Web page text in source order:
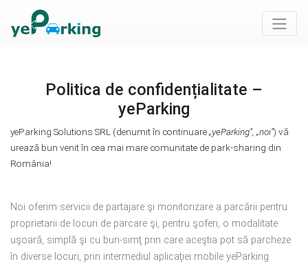
Politica de confidențialitate –
yeParking
yeParking Solutions SRL (denumit în continuare„yeParking”, „noi”) vă
urează bun venit în cea mai mare comunitate de park-sharing din
România!
Noi oferim servicii de partajare şi monitorizare a parcării pentru
proprietarii de locuri de parcare şi, pentru şoferi, o modalitate
uşoară, simplă şi cu bun-simţ prin care aceştia pot să parcheze
în diverse locuri, prin intermediul aplicaţiei mobile yeParking